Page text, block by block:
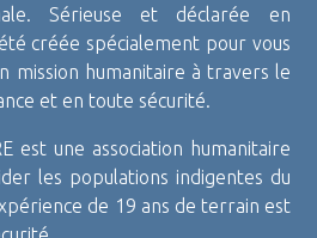
Sérieuse et déclarée en
été créée spécialement pour vous
humanitaire à travers le
et en toute sécurité.
est une association humanitaire
les populations indigentes du
de 19 ans de terrain est